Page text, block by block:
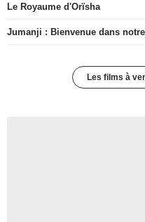
Le Royaume d'Orïsha
Jumanji : Bienvenue dans
Les films à